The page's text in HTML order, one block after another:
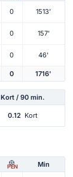
0 1513'
0
157'
0 46'
0 1716'
Kort / 90 min.
0.12 Kort
PEN Min